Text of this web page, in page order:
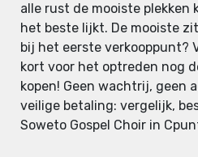
alle rust de mooiste
het beste lijkt. De mooiste
bij het eerste verkooppunt?
kort voor het optreden nog
kopen! Geen wachtrij, geen
veilige betaling: vergelijk,
Soweto Gospel Choir in